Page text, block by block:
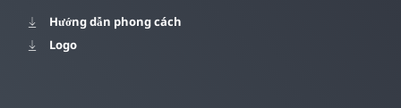
Hướng dẫn phong cách
Logo